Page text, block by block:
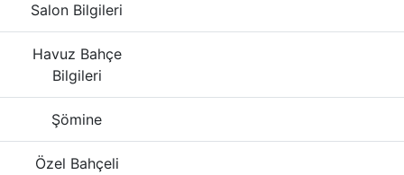
Salon Bilgileri
Havuz Bahçe
Bilgileri
Şömine
Özel Bahçeli